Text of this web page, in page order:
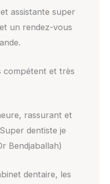
assistante super
un rendez-vous
compétent et très
rassurant et
dentiste je
Bendjaballah)
dentaire, les